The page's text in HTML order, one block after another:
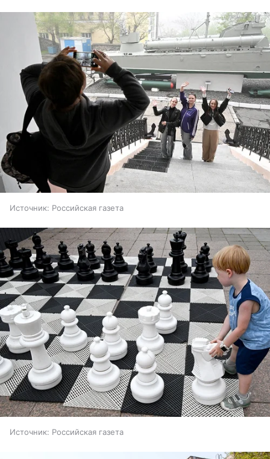
Источник: Российская газета
Источник: Российская газета